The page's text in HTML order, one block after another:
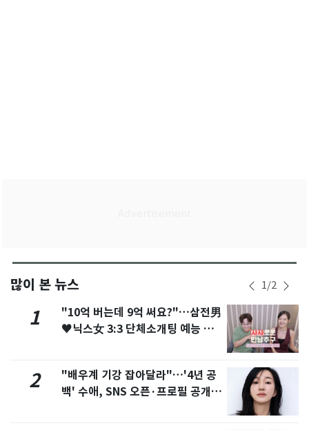
많이 본 뉴스 1/2
1
"10억 버는데 9억 써요?"…삼전男
♥닉스女 3:3 단체소개팅 예능 화
2
"배우계 기강 잡아달라"…'4년 공
백' 수애, SNS 오픈·프로필 공개